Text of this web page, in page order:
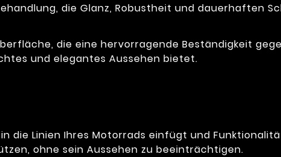
die Glanz, Robustheit und dauerhaften
die eine hervorragende Beständigkeit
und elegantes Aussehen bietet.
die Linien Ihres Motorrads einfügt und
ohne sein Aussehen zu beeinträchtigen.